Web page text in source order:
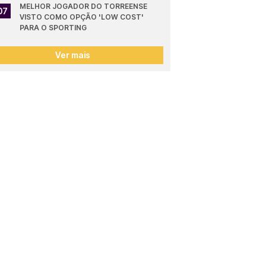
MELHOR JOGADOR DO TORREENSE
VISTO COMO OPÇÃO 'LOW COST'
PARA O SPORTING
Ver mais